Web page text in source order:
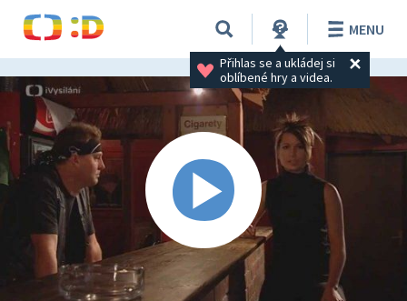
Přihlas se a ukládej si
oblíbené hry a videa.
MENU